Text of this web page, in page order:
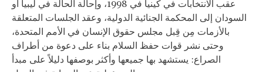
عقب الانتخابات في كينيا في 1998، وإحالة الحالة في ليبيا أو
السودان إلى المحكمة الجنائية الدولية، وعقد الجلسات المتعلقة
بالأزمات مِن قِبل مجلس حقوق الإنسان في الأمم المتحدة،
وحتى نشر قوات حفظ السلام بناء على دعوة من أطراف
الصراع: يستشهد بها جميعها وأكثر بوصفها دليلاً على مبدأ